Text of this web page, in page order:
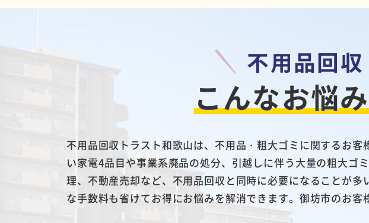
不用品回
こんなお悩み
不用品回収トラスト和歌山は、不用品・粗大ゴミに関するお
い家電4品目や事業系廃品の処分、引越しに伴う大量の粗大ゴ
理、不動産売却など、不用品回収と同時に必要になることが
な手数料も省けてお得にお悩みを解消できます。御坊市のお